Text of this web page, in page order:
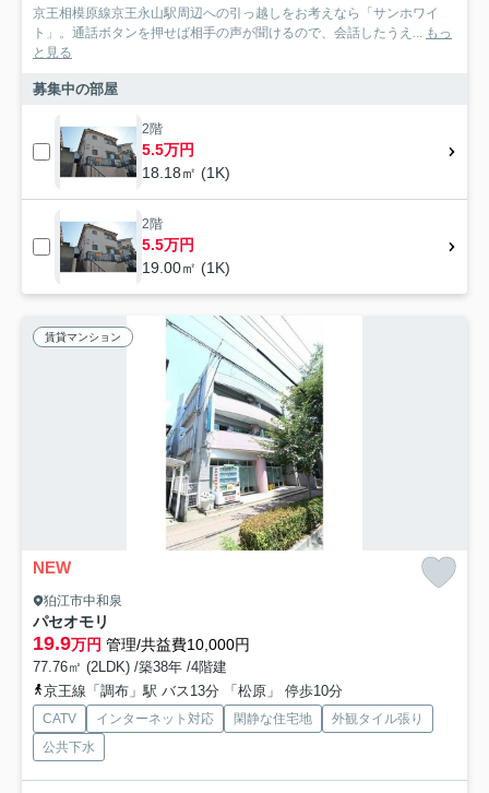
京王相模原線京王永山駅周辺への引っ越しをお考えなら「サンホワイ
ト」。通話ボタンを押せば相手の声が聞けるので、会話したうえ... もっ
と見る
募集中の部屋
2階
5.5万円
18.18㎡ (1K)
2階
5.5万円
19.00㎡ (1K)
賃貸マンション
NEW
狛江市中和泉
パセオモリ
19.9万円 管理/共益費10,000円
77.76㎡ (2LDK) /築38年 /4階建
京王線「調布」駅 バス13分 「松原」 停歩10分
CATV インターネット対応 閑静な住宅地
外観タイル張り
公共下水